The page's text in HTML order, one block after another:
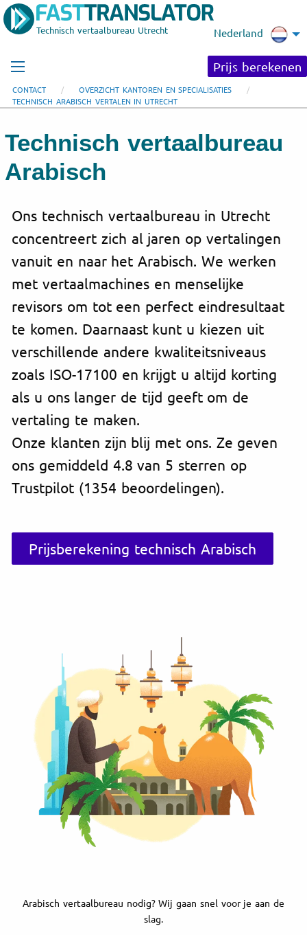
Technisch vertaalbureau Utrecht Nederland
Prijs berekenen
CONTACT
OVERZICHT KANTOREN EN SPECIALISATIES
TECHNISCH ARABISCH VERTALEN IN UTRECHT
Technisch vertaalbureau
Arabisch
Ons technisch vertaalbureau in Utrecht
concentreert zich al jaren op vertalingen
vanuit en naar het Arabisch. We werken
met vertaalmachines en menselijke
revisors om tot een perfect eindresultaat
te komen. Daarnaast kunt u kiezen uit
verschillende andere kwaliteitsniveaus
zoals ISO-17100 en krijgt u altijd korting
als u ons langer de tijd geeft om de
vertaling te maken.
Onze klanten zijn blij met ons. Ze geven
ons gemiddeld 4.8 van 5 sterren op
Trustpilot (1354 beoordelingen).
Prijsberekening technisch Arabisch
Arabisch vertaalbureau nodig? Wij gaan snel voor je aan de
slag.